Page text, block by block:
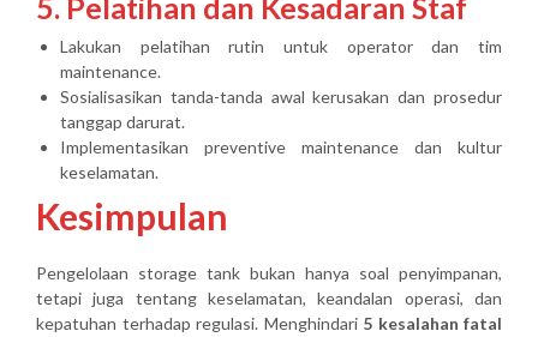
5. Pelatihan dan Kesadaran Staf
Lakukan pelatihan rutin untuk operator dan tim
maintenance.
Sosialisasikan tanda-tanda awal kerusakan dan prosedur
tanggap darurat.
Implementasikan preventive maintenance dan kultur
keselamatan.
Kesimpulan
Pengelolaan storage tank bukan hanya soal penyimpanan,
tetapi juga tentang keselamatan, keandalan operasi, dan
kepatuhan terhadap regulasi. Menghindari 5 kesalahan fatal